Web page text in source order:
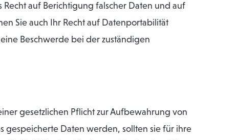
auf Berichtigung falscher Daten und auf
Sie auch Ihr Recht auf Datenportabilität
Beschwerde bei der zuständigen
gesetzlichen Pflicht zur Aufbewahrung von
gespeicherte Daten werden, sollten sie für ihre